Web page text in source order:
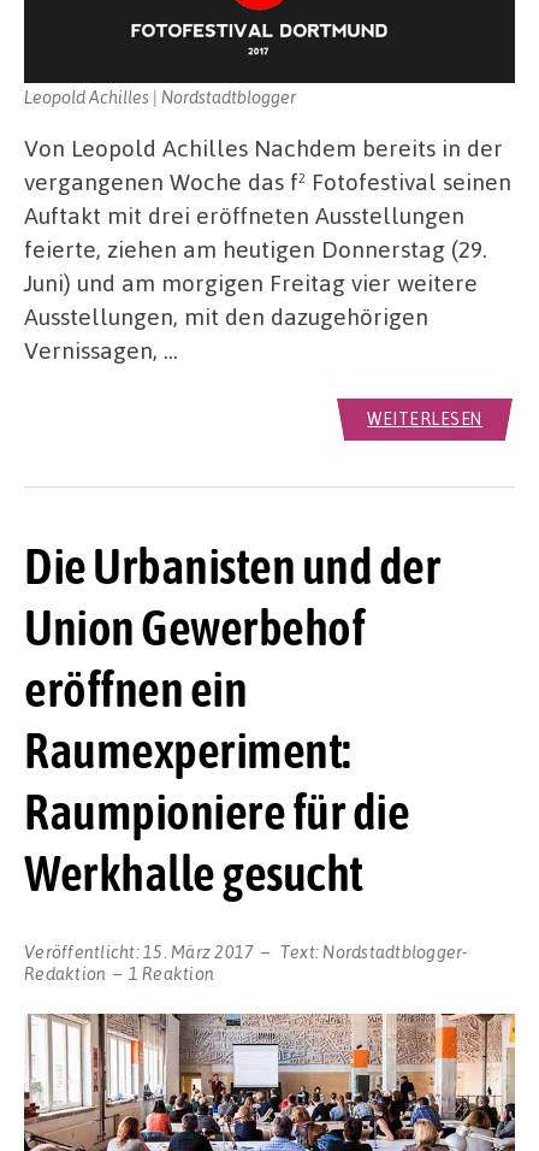
Leopold Achilles | Nordstadtblogger
Von Leopold Achilles Nachdem bereits in der
vergangenen Woche das f² Fotofestival seinen
Auftakt mit drei eröffneten Ausstellungen
feierte, ziehen am heutigen Donnerstag (29.
Juni) und am morgigen Freitag vier weitere
Ausstellungen, mit den dazugehörigen
Vernissagen, …
WEITERLESEN
Die Urbanisten und der
Union Gewerbehof
eröffnen ein
Raumexperiment:
Raumpioniere für die
Werkhalle gesucht
Veröffentlicht: 15. März 2017 Text: Nordstadtblogger-
Redaktion
1 Reaktion